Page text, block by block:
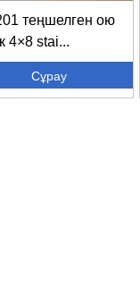
теңшелген ою
4×8 stai...
Сұрау